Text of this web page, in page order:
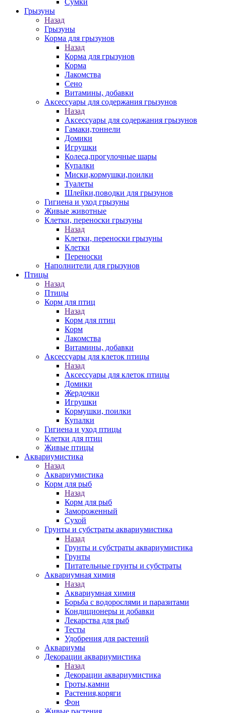
Сумки
Грызуны
Назад
Грызуны
Корма для грызунов
Назад
Корма для грызунов
Корма
Лакомства
Сено
Витамины, добавки
Аксессуары для содержания грызунов
Назад
Аксессуары для содержания грызунов
Гамаки,тоннели
Домики
Игрушки
Колеса,прогулочные шары
Купалки
Миски,кормушки,поилки
Туалеты
Шлейки,поводки для грызунов
Гигиена и уход грызуны
Живые животные
Клетки, переноски грызуны
Назад
Клетки, переноски грызуны
Клетки
Переноски
Наполнители для грызунов
Птицы
Назад
Птицы
Корм для птиц
Назад
Корм для птиц
Корм
Лакомства
Витамины, добавки
Аксессуары для клеток птицы
Назад
Аксессуары для клеток птицы
Домики
Жердочки
Игрушки
Кормушки, поилки
Купалки
Гигиена и уход птицы
Клетки для птиц
Живые птицы
Аквариумистика
Назад
Аквариумистика
Корм для рыб
Назад
Корм для рыб
Замороженный
Сухой
Грунты и субстраты аквариумистика
Назад
Грунты и субстраты аквариумистика
Грунты
Питательные грунты и субстраты
Аквариумная химия
Назад
Аквариумная химия
Борьба с водорослями и паразитами
Кондиционеры и добавки
Лекарства для рыб
Тесты
Удобрения для растений
Аквариумы
Декорации аквариумистика
Назад
Декорации аквариумистика
Гроты,камни
Растения,коряги
Фон
Живые растения